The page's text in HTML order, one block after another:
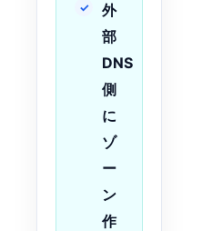
外
部
DNS
側
に
ゾ
ー
ン
作